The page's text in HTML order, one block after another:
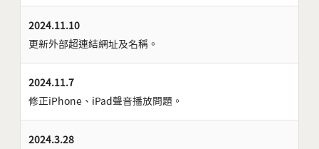
2024.11.10
更新外部超連結網址及名稱。
2024.11.7
修正iPhone、iPad聲音播放問題。
2024.3.28